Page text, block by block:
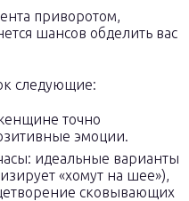
приворотом,
шансов обделить вас
следующие:
точно
эмоции.
идеальные варианты
«хомут на шее»),
сковывающих